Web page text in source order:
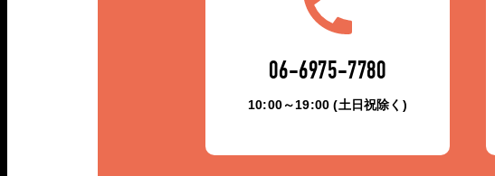
06-6975-7780
10:00～19:00 (土日祝除く)